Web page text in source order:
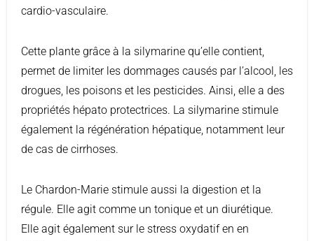
cardio-vasculaire.
Cette plante grâce à la silymarine qu’elle contient,
permet de limiter les dommages causés par l’alcool, les
drogues, les poisons et les pesticides. Ainsi, elle a des
propriétés hépato protectrices. La silymarine stimule
également la régénération hépatique, notamment leur
de cas de cirrhoses.
Le Chardon-Marie stimule aussi la digestion et la
régule. Elle agit comme un tonique et un diurétique.
Elle agit également sur le stress oxydatif en en